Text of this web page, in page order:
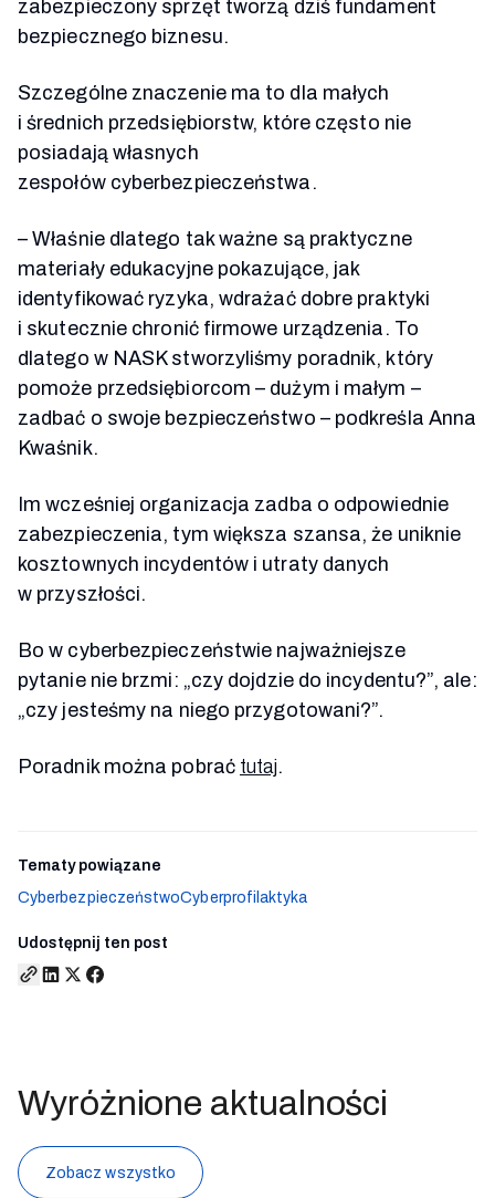
zabezpieczony sprzęt tworzą dziś fundament
bezpiecznego biznesu.
Szczególne znaczenie ma to dla małych
i średnich przedsiębiorstw, które często nie
posiadają własnych
zespołów cyberbezpieczeństwa.
– Właśnie dlatego tak ważne są praktyczne
materiały edukacyjne pokazujące, jak
identyfikować ryzyka, wdrażać dobre praktyki
i skutecznie chronić firmowe urządzenia. To
dlatego w NASK stworzyliśmy poradnik, który
pomoże przedsiębiorcom – dużym i małym –
zadbać o swoje bezpieczeństwo – podkreśla Anna
Kwaśnik.
Im wcześniej organizacja zadba o odpowiednie
zabezpieczenia, tym większa szansa, że uniknie
kosztownych incydentów i utraty danych
w przyszłości.
Bo w cyberbezpieczeństwie najważniejsze
pytanie nie brzmi: „czy dojdzie do incydentu?”, ale:
„czy jesteśmy na niego przygotowani?”.
Poradnik można pobrać tutaj.
Tematy powiązane
CyberbezpieczeństwoCyberprofilaktyka
Udostępnij ten post
Wyróżnione aktualności
Zobacz wszystko